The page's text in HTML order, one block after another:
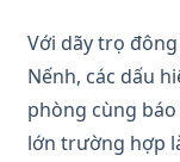
Với dãy trọ
Nếnh, các dấu
phòng cùng
lớn trường hợp